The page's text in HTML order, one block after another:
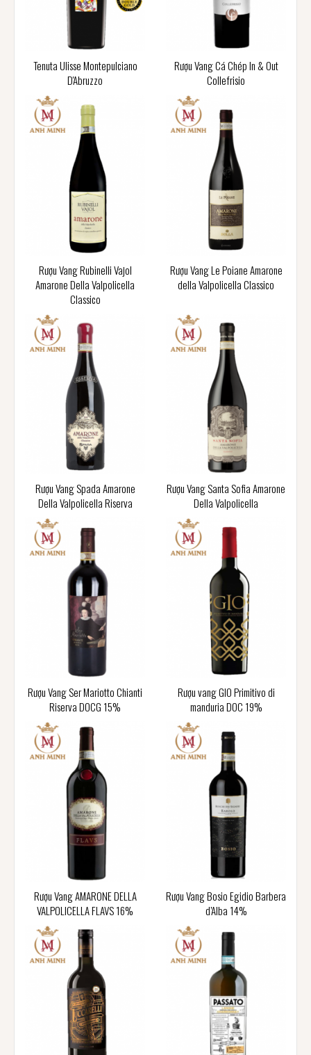
Tenuta Ulisse Montepulciano
D'Abruzzo
Rượu Vang Cá Chép In & Out
Collefrisio
Rượu Vang Rubinelli Vajol
Amarone Della Valpolicella
Classico
Rượu Vang Le Poiane Amarone
della Valpolicella Classico
Rượu Vang Spada Amarone
Della Valpolicella Riserva
Rượu Vang Santa Sofia Amarone
Della Valpolicella
Rượu Vang Ser Mariotto Chianti
Riserva DOCG 15%
Rượu vang GIO Primitivo di
manduria DOC 19%
Rượu Vang AMARONE DELLA
VALPOLICELLA FLAVS 16%
Rượu Vang Bosio Egidio Barbera
d’Alba 14%